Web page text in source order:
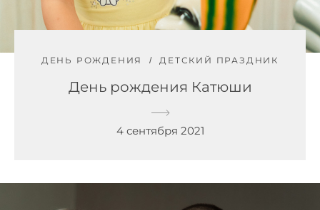
ДЕНЬ РОЖДЕНИЯ ДЕТСКИЙ ПРАЗДНИК
День рождения Катюши
4 сентября 2021